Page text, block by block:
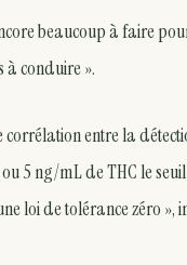
beaucoup à faire
à conduire ».
entre la
5 ng/mL de THC le
loi de tolérance zéro »,